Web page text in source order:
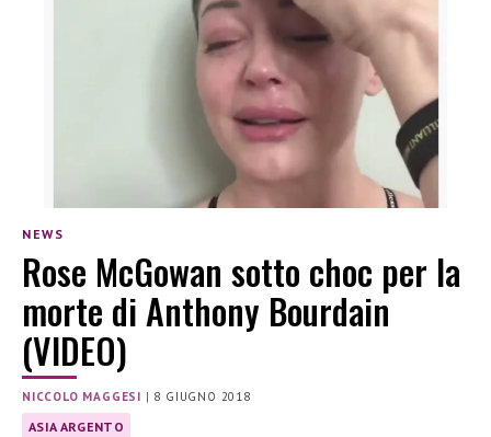
NEWS
Rose McGowan sotto choc per la
morte di Anthony Bourdain
(VIDEO)
NICCOLO MAGGESI | 8 GIUGNO 2018
ASIA ARGENTO